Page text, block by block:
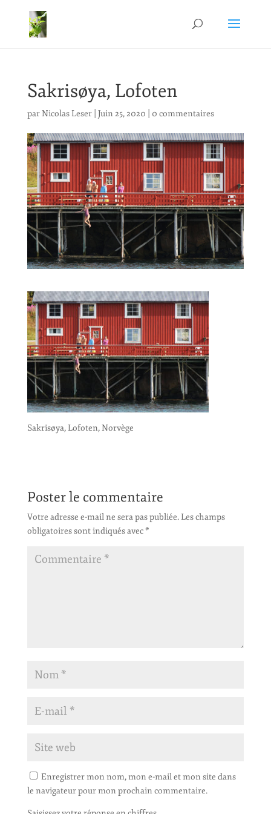
Sakrisøya, Lofoten
parNicolas Leser| Juin 25, 2020 0 commentaires
Sakrisøya, Lofoten, Norvège
Poster le commentaire
Votre adresse e-mail ne sera pas publiée.Les champs
obligatoires sont indiqués avec*
Enregistrer mon nom, mon e-mail et mon site dans
le navigateur pour mon prochain commentaire.